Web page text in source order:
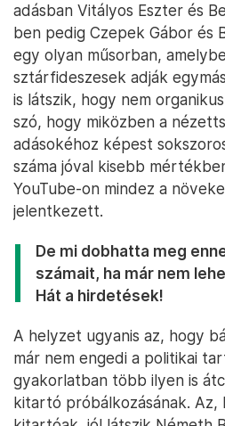
adásban Vitályos Eszter és
ben pedig Czepek Gábor és
egy olyan műsorban,
sztárfideszesek adják
is látszik, hogy nem
szó, hogy miközben a
adásokéhoz képest
száma jóval kisebb
YouTube-on mindez a
jelentkezett.
De mi dobhatta meg
számait, ha már nem
Hát a hirdetések!
A helyzet ugyanis az, hogy
már nem engedi a politikai
gyakorlatban több ilyen is
kitartó próbálkozásának. Az,